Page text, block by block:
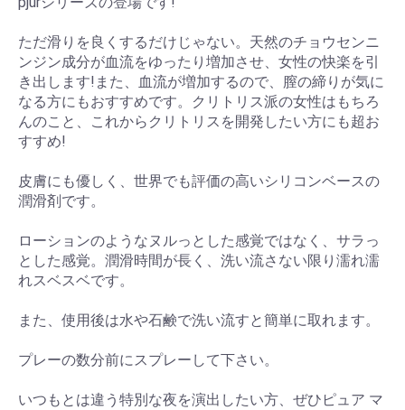
ただ滑りを良くするだけじゃない。天然のチョウセンニ
ンジン成分が血流をゆったり増加させ、女性の快楽を引
き出します!また、血流が増加するので、膣の締りが気に
なる方にもおすすめです。クリトリス派の女性はもちろ
んのこと、これからクリトリスを開発したい方にも超お
すすめ!
皮膚にも優しく、世界でも評価の高いシリコンベースの
潤滑剤です。
ローションのようなヌルっとした感覚ではなく、サラっ
とした感覚。潤滑時間が長く、洗い流さない限り濡れ濡
れスベスベです。
また、使用後は水や石鹸で洗い流すと簡単に取れます。
プレーの数分前にスプレーして下さい。
いつもとは違う特別な夜を演出したい方、ぜひピュア マ